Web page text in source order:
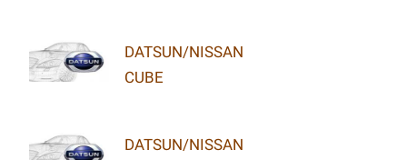
DATSUN/NISSAN
CUBE
DATSUN/NISSAN